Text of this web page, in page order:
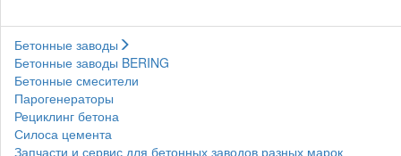
Бетонные заводы
Бетонные заводы BERING
Бетонные смесители
Парогенераторы
Рециклинг бетона
Силоса цемента
Запчасти и сервис для бетонных заводов разных марок